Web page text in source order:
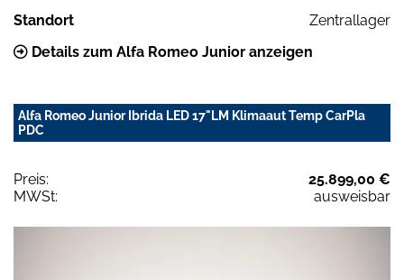
Standort
Zentrallager
Details zum Alfa Romeo Junior anzeigen
Alfa Romeo Junior Ibrida LED 17"LM Klimaaut Temp CarPla
PDC
Preis:
25.899,00 €
MWSt:
ausweisbar